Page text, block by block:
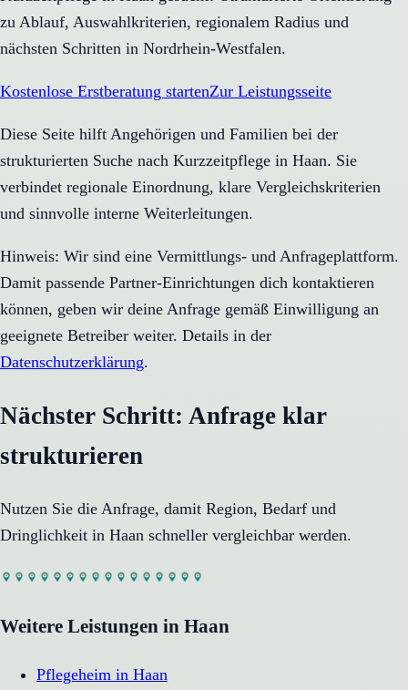
zu Ablauf, Auswahlkriterien, regionalem Radius und
nächsten Schritten in Nordrhein-Westfalen.
Kostenlose Erstberatung startenZur Leistungsseite
Diese Seite hilft Angehörigen und Familien bei der
strukturierten Suche nach Kurzzeitpflege in Haan. Sie
verbindet regionale Einordnung, klare Vergleichskriterien
und sinnvolle interne Weiterleitungen.
Hinweis: Wir sind eine Vermittlungs- und Anfrageplattform.
Damit passende Partner-Einrichtungen dich kontaktieren
können, geben wir deine Anfrage gemäß Einwilligung an
geeignete Betreiber weiter. Details in der
Datenschutzerklärung.
Nächster Schritt: Anfrage klar
strukturieren
Nutzen Sie die Anfrage, damit Region, Bedarf und
Dringlichkeit in Haan schneller vergleichbar werden.
Weitere Leistungen in Haan
Pflegeheim in Haan